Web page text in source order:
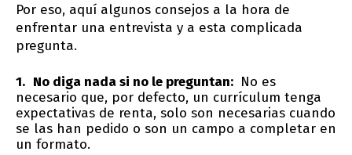
Por eso, aquí algunos consejos a la hora de
enfrentar una entrevista y a esta complicada
pregunta.
No diga nada si no le preguntan: No es
necesario que, por defecto, un currículum tenga
expectativas de renta, solo son necesarias cuando
se las han pedido o son un campo a completar en
un formato.